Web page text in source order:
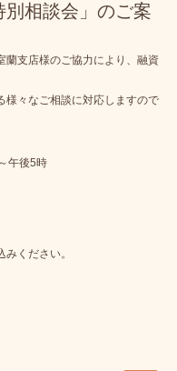
別相談会」のご案
蘭支店様のご協力により、融資
様々なご相談に対応しますので
午後5時
ください。